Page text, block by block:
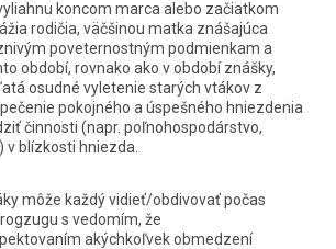
koncom marca alebo začiatkom
rodičia, väčšinou matka znášajúca
poveternostným podmienkam a
období, rovnako ako v období znášky,
osudné vyletenie starých vtákov z
pokojného a úspešného hniezdenia
činnosti (napr. poľnohospodárstvo,
blízkosti hniezda.
môže každý vidieť/obdivovať počas
s vedomím, že
akýchkoľvek obmedzení